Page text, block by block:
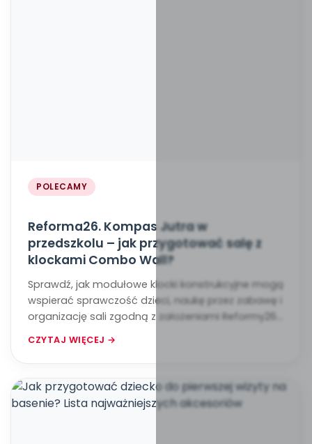
POLECAMY
Reforma26. Kompas Jutra w
przedszkolu – jak przygotować salę z
klockami Combo Wall?
Sprawdź, jak modułowe klocki konstrukcyjne mogą
wspierać sprawczość dzieci, naukę przez zabawę i
organizację sali zgodną z założeniami Reformy26.
CZYTAJ WIĘCEJ →